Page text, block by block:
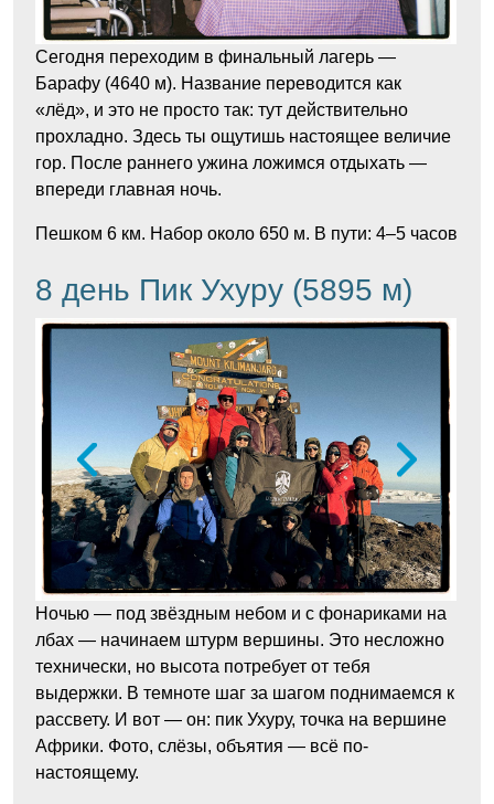
Сегодня переходим в финальный лагерь —
Барафу (4640 м). Название переводится как
«лёд», и это не просто так: тут действительно
прохладно. Здесь ты ощутишь настоящее величие
гор. После раннего ужина ложимся отдыхать —
впереди главная ночь.
Пешком 6 км. Набор около 650 м. В пути: 4–5 часов
8 день Пик Ухуру (5895 м)
Ночью — под звёздным небом и с фонариками на
лбах — начинаем штурм вершины. Это несложно
технически, но высота потребует от тебя
выдержки. В темноте шаг за шагом поднимаемся к
рассвету. И вот — он: пик Ухуру, точка на вершине
Африки. Фото, слёзы, объятия — всё по-
настоящему.